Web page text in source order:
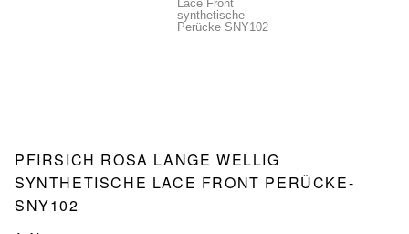
PFIRSICH ROSA LANGE WELLIG
SYNTHETISCHE LACE FRONT PERÜCKE-
SNY102